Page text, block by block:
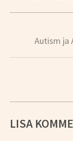
Autism ja
LISA